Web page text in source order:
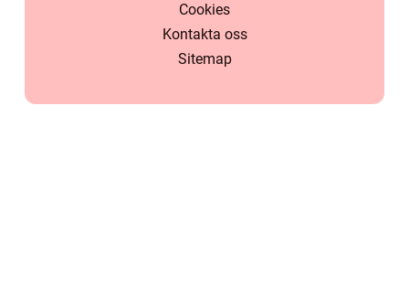
Cookies
Kontakta oss
Sitemap